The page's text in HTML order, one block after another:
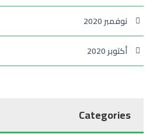
نوفمبر 2020
أكتوبر 2020
Categories